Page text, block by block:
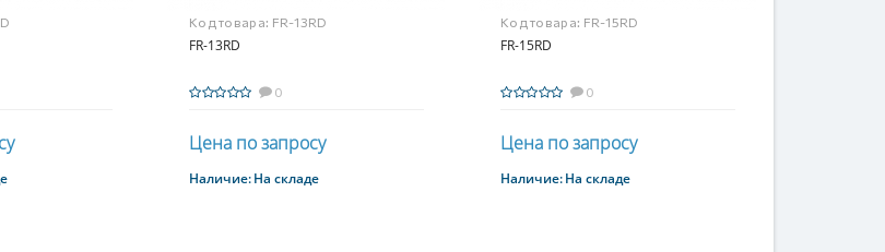
Код товара: FR-13RD
FR-13RD
0
Цена по запросу
Купить
Наличие:На складе
Код товара: FR-15RD
FR-15RD
0
Цена по запросу
Купить
Наличие:На складе